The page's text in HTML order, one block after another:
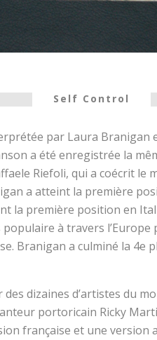
Self Control
par Laura Branigan
a été enregistrée la
Riefoli, qui a coécrit le
a atteint la première
la première position en
à travers
Branigan a culminé la 4e
dizaines d’artistes du
portoricain Ricky
française et une version